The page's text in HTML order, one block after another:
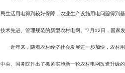
民生活用电得到较好保障，农业生产设施用电问题得到
技术先进、管理规范的新型农村电网。”7 月 12日，国家
近年来，随着农村经济社会发展进一步加快，农村用
中央、国务院作出了抓紧实施新一轮农村电网改造升级